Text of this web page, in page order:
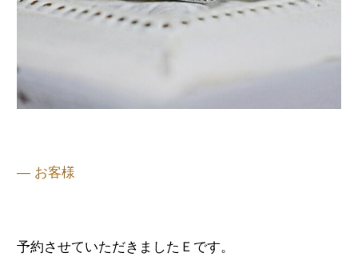
— お客様
予約させていただきましたＥです。